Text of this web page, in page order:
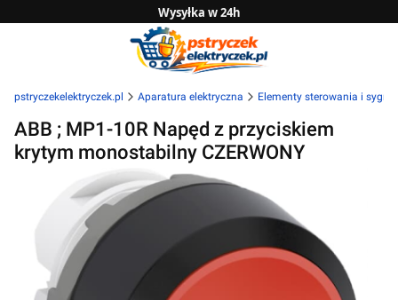
Wysyłka w 24h
Zwrot do 14 dni
Sprawdź naszą ofertę B2B
pstryczekelektryczek.pl Aparatura elektryczna Elementy sterowania i
ABB ; MP1-10R Napęd z przyciskiem
krytym monostabilny CZERWONY